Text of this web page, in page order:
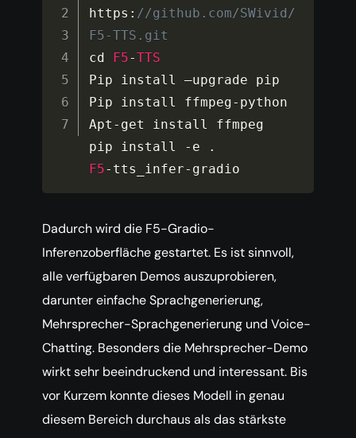
https : //github.com/SWivid/
F5-TTS.git
cd
F5-TTS
Pip install –upgrade pip
Pip install ffmpeg- python
Apt - get install ffmpeg
pip install - e
.
F5- tts_infer- gradio
Dadurch wird die F5-Gradio-
Inferenzoberfläche gestartet. Es ist sinnvoll,
alle verfügbaren Demos auszuprobieren,
darunter einfache Sprachgenerierung,
Mehrsprecher-Sprachgenerierung und Voice-
Chatting. Besonders die Mehrsprecher-Demo
wirkt sehr beeindruckend und interessant. Bis
vor Kurzem konnte dieses Modell in genau
diesem Bereich durchaus als das stärkste